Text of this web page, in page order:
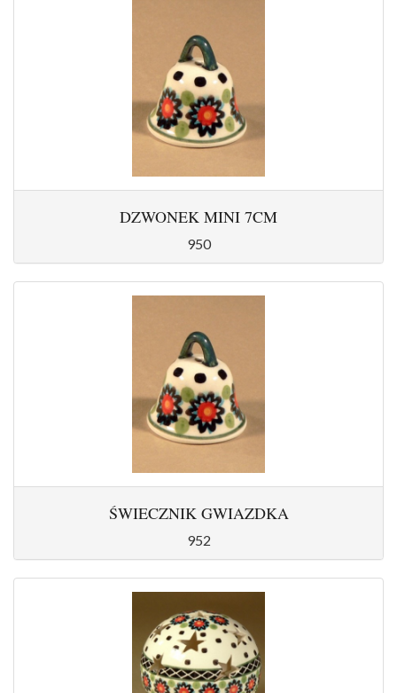
DZWONEK MINI 7CM
950
ŚWIECZNIK GWIAZDKA
952